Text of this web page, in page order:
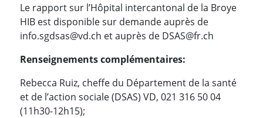
Le rapport sur l’Hôpital intercantonal de la Broye
HIB est disponible sur demande auprès de
info.sgdsas@vd.ch et auprès de DSAS@fr.ch
Renseignements complémentaires:
Rebecca Ruiz, cheffe du Département de la santé
et de l’action sociale (DSAS) VD, 021 316 50 04
(11h30-12h15);